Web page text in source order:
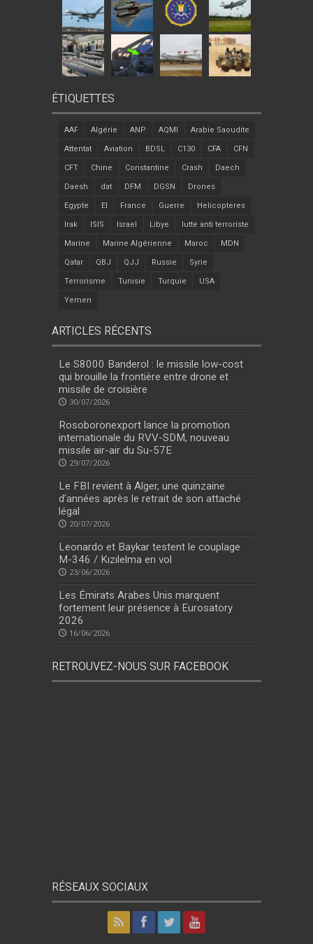
ÉTIQUETTES
AAF Algérie ANP AQMI Arabie Saoudite
Attentat Aviation BDSL C130 CFA CFN
CFT Chine Constantine Crash Daech
Daesh dat DFM DGSN Drones
Egypte EI France Guerre Helicopteres
Irak ISIS Israel Libye lutte anti terroriste
Marine Marine Algérienne Maroc MDN
Qatar QBJ QJJ Russie Syrie
Terrorisme Tunisie Turquie USA
Yemen
ARTICLES RÉCENTS
Le S8000 Banderol : le missile low-cost
qui brouille la frontière entre drone et
missile de croisière
30/07/2026
Rosoboronexport lance la promotion
internationale du RVV-SDM, nouveau
missile air-air du Su-57E
29/07/2026
Le FBI revient à Alger, une quinzaine
d’années après le retrait de son attaché
légal
20/07/2026
Leonardo et Baykar testent le couplage
M-346 / Kızılelma en vol
23/06/2026
Les Émirats Arabes Unis marquent
fortement leur présence à Eurosatory
2026
16/06/2026
RETROUVEZ-NOUS SUR FACEBOOK
RÉSEAUX SOCIAUX